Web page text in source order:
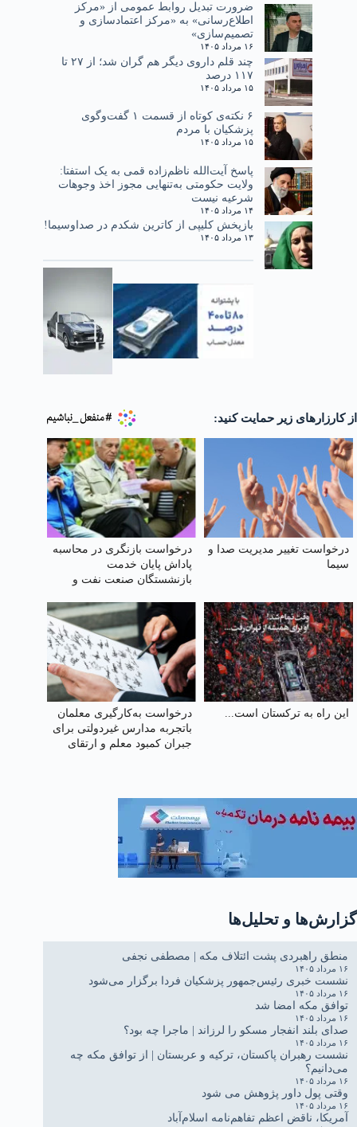
ضرورت تبدیل روابط عمومی از «مرکز
اطلاع‌رسانی» به «مرکز اعتمادسازی و
تصمیم‌سازی»
۱۶ مرداد ۱۴۰۵
چند قلم داروی دیگر هم گران شد؛ از ۲۷ تا
۱۱۷ درصد
۱۵ مرداد ۱۴۰۵
۶ نکته‌ی کوتاه از قسمت ۱ گفت‌وگوی
پزشکیان با مردم
۱۵ مرداد ۱۴۰۵
پاسخ آیت‌الله ناظم‌زاده قمی به یک استفتا:
ولایت حکومتی به‌تنهایی مجوز اخذ وجوهات
شرعیه نیست
۱۴ مرداد ۱۴۰۵
بازپخش کلیپی از کاترین شکدم در صداوسیما!
۱۳ مرداد ۱۴۰۵
از کارزارهای زیر حمایت کنید:
درخواست تغییر مدیریت صدا و
سیما
درخواست بازنگری در محاسبه
پاداش پایان خدمت
بازنشستگان صنعت نفت و
این راه به ترکستان است...
درخواست به‌کارگیری معلمان
باتجربه مدارس غیردولتی برای
جبران کمبود معلم و ارتقای
گزارش‌ها و تحلیل‌ها
منطق راهبردی پشت ائتلاف مکه | مصطفی نجفی
۱۶ مرداد ۱۴۰۵
نشست خبری رئیس‌جمهور پزشکیان فردا برگزار می‌شود
۱۶ مرداد ۱۴۰۵
توافق مکه امضا شد
۱۶ مرداد ۱۴۰۵
صدای بلند انفجار مسکو را لرزاند | ماجرا چه بود؟
۱۶ مرداد ۱۴۰۵
نشست رهبران پاکستان، ترکیه و عربستان | از توافق مکه چه
می‌دانیم؟
۱۶ مرداد ۱۴۰۵
وقتی پول داور پژوهش می شود
۱۶ مرداد ۱۴۰۵
آمریکا، ناقض اعظم تفاهم‌نامه اسلام‌آباد